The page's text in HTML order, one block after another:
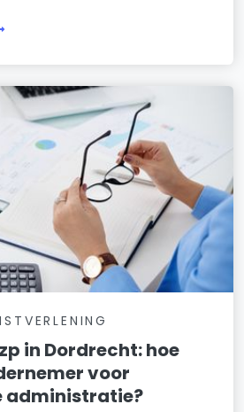
in Dordrecht: hoe
voor
administratie?